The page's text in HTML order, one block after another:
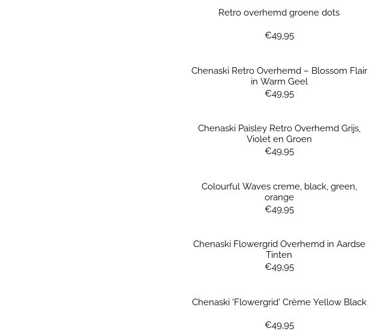
Retro overhemd groene dots
Prijs: 49,95
€49,95
Chenaski Retro Overhemd – Blossom Flair
in Warm Geel
Prijs: 49,95
€49,95
Chenaski Paisley Retro Overhemd Grijs,
Violet en Groen
Prijs: 49,95
€49,95
Colourful Waves creme, black, green,
orange
Prijs: 49,95
€49,95
Chenaski Flowergrid Overhemd in Aardse
Tinten
Prijs: 49,95
€49,95
Chenaski 'Flowergrid' Crème Yellow Black
Prijs: 49,95
€49,95